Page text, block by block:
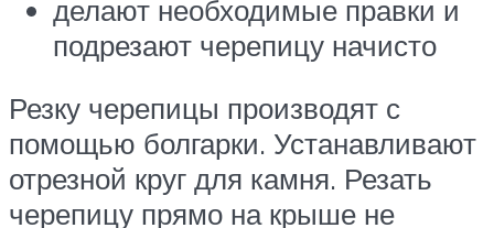
делают необходимые правки и
подрезают черепицу начисто
Резку черепицы производят с
помощью болгарки. Устанавливают
отрезной круг для камня. Резать
черепицу прямо на крыше не